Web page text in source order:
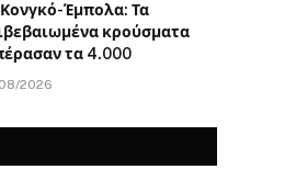
Έμπολα: Τα
κρούσματα
τα 4.000
2026